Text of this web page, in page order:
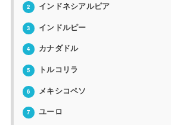
2 インドネシアルピア
3 インドルピー
4 カナダドル
5 トルコリラ
6 メキシコペソ
7 ユーロ